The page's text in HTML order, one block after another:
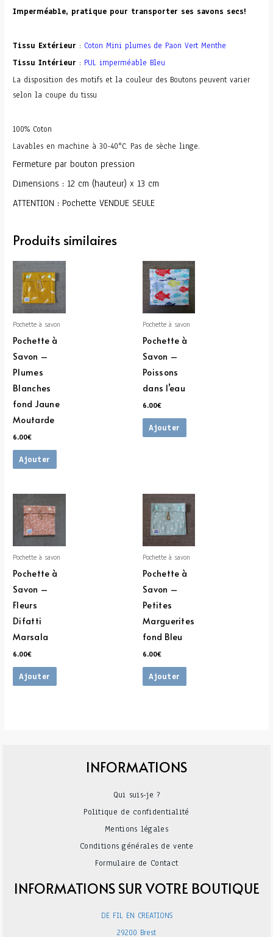
Imperméable, pratique pour transporter ses savons secs!
Tissu Extérieur : Coton Mini plumes de Paon Vert Menthe
Tissu Intérieur : PUL imperméable Bleu
La disposition des motifs et la couleur des Boutons peuvent varier
selon la coupe du tissu
100% Coton
Lavables en machine à 30-40°C. Pas de sèche linge.
Fermeture par bouton pression
Dimensions : 12 cm (hauteur) x 13 cm
ATTENTION : Pochette VENDUE SEULE
Produits similaires
Pochette à savon
Pochette à
Savon –
Plumes
Blanches
fond Jaune
Moutarde
6.00€
Ajouter
Pochette à savon
Pochette à
Savon –
Poissons
dans l’eau
6.00€
Ajouter
Pochette à savon
Pochette à
Savon –
Fleurs
Difatti
Marsala
6.00€
Ajouter
Pochette à savon
Pochette à
Savon –
Petites
Marguerites
fond Bleu
6.00€
Ajouter
INFORMATIONS
Qui suis-je ?
Politique de confidentialité
Mentions légales
Conditions générales de vente
Formulaire de Contact
INFORMATIONS SUR VOTRE BOUTIQUE
DE FIL EN CREATIONS
29200 Brest